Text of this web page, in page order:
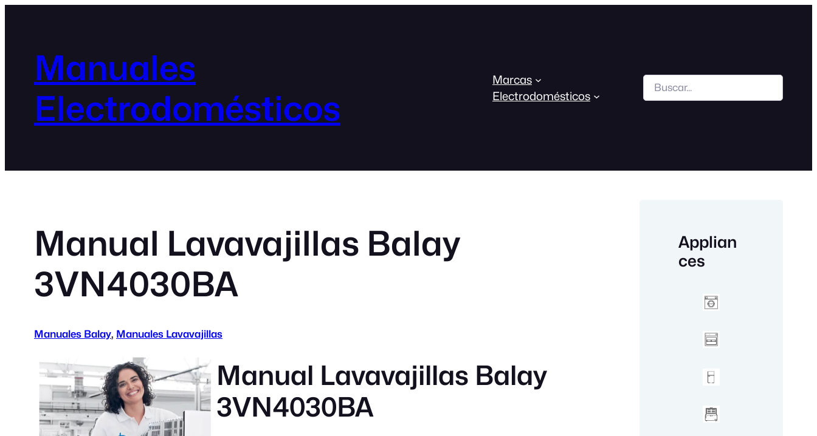
Manuales
Electrodomésticos
Marcas
Electrodomésticos
Search
Manual Lavavajillas Balay
3VN4030BA
Manuales Balay, Manuales Lavavajillas
Manual Lavavajillas Balay
3VN4030BA
Applian
ces